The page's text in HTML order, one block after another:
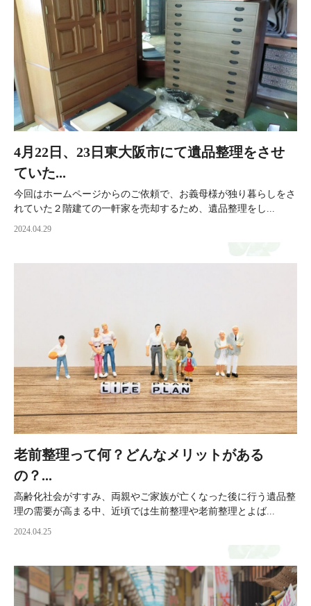
4月22日、23日東大阪市にて遺品整理をさせ
ていた...
今回はホームページからのご依頼で、お義母様が独り暮らしをさ
れていた２階建ての一軒家を売却するため、遺品整理をし...
2024.04.29
老前整理って何？どんなメリットがある
の？...
高齢化社会がすすみ、両親やご家族が亡くなった後に行う遺品整
理の需要が高まる中、近頃では生前整理や老前整理とよば...
2024.04.25